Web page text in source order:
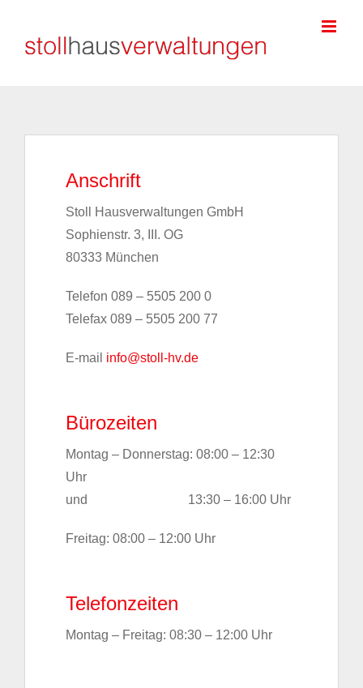
springen
Anschrift
Stoll Hausverwaltungen GmbH
Sophienstr. 3, III. OG
80333 München
Telefon 089 – 5505 200 0
Telefax 089 – 5505 200 77
E-mail info@stoll-hv.de
Bürozeiten
Montag – Donnerstag: 08:00 – 12:30
Uhr
und 13:30 – 16:00 Uhr
Freitag: 08:00 – 12:00 Uhr
Telefonzeiten
Montag – Freitag: 08:30 – 12:00 Uhr